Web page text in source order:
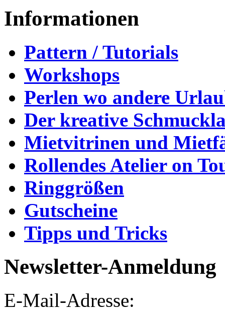
Informationen
Pattern / Tutorials
Workshops
Perlen wo andere
Der kreative
Mietvitrinen und
Rollendes Atelier on
Ringgrößen
Gutscheine
Tipps und Tricks
Newsletter-Anmeldung
E-Mail-Adresse: